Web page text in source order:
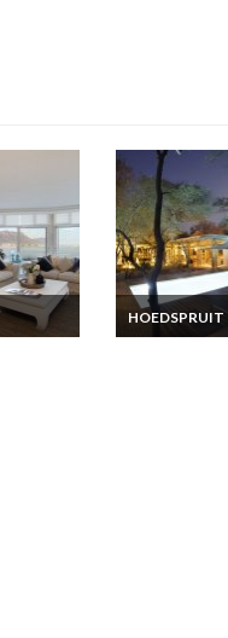
HOEDSPRUIT
Afrique du Sud